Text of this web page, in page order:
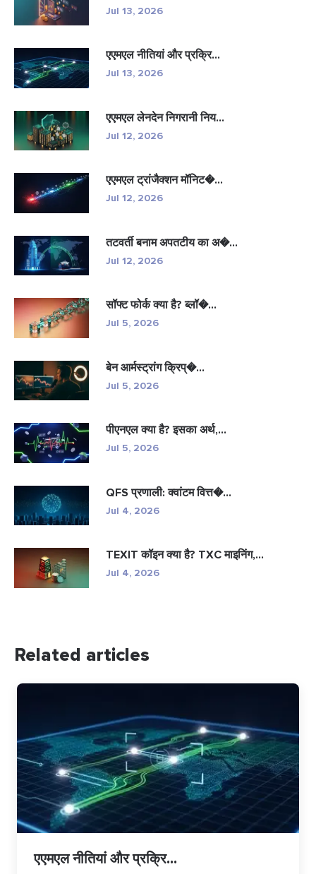
Jul 13, 2026
एएमएल नीतियां और प्रक्रि...
Jul 13, 2026
एएमएल लेनदेन निगरानी निय...
Jul 12, 2026
एएमएल ट्रांजैक्शन मॉनिट�...
Jul 12, 2026
तटवर्ती बनाम अपतटीय का अ�...
Jul 12, 2026
सॉफ्ट फोर्क क्या है? ब्लॉ�...
Jul 5, 2026
बेन आर्मस्ट्रांग क्रिप्�...
Jul 5, 2026
पीएनएल क्या है? इसका अर्थ,...
Jul 5, 2026
QFS प्रणाली: क्वांटम वित्त�...
Jul 4, 2026
TEXIT कॉइन क्या है? TXC माइनिंग,...
Jul 4, 2026
Related articles
एएमएल नीतियां और प्रक्रि...